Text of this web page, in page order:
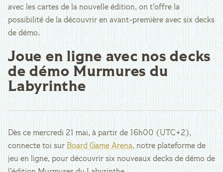
avec les cartes de la nouvelle édition, on t’offre la
possibilité de la découvrir en avant-première avec six decks
de démo.
Joue en ligne avec nos decks
de démo Murmures du
Labyrinthe
Dès ce mercredi 21 mai, à partir de 16h00 (UTC+2),
connecte toi sur Board Game Arena, notre plateforme de
jeu en ligne, pour découvrir six nouveaux decks de démo de